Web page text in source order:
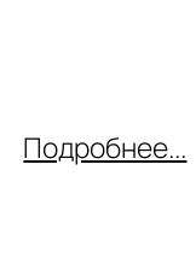
Подробнее...